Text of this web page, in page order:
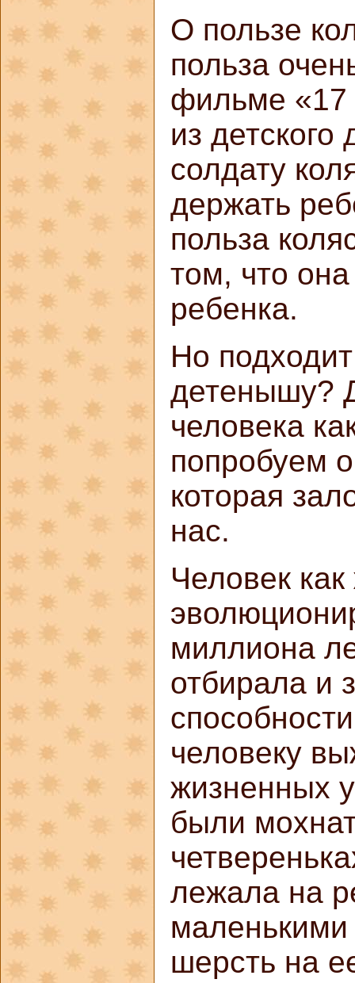
О пользе
польза
фильме «17
из детского
солдату
держать
польза
том, что
ребенка.
Но
детенышу?
человека
попробуем
которая
нас.
Человек
миллиона
отбирала и
человеку
жизненных
были
лежала на
маленькими
шерсть на